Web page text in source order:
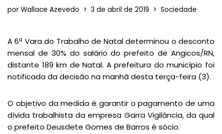
por Wallace Azevedo 3 de abril de 2019 Sociedade
A 6ª Vara do Trabalho de Natal determinou o desconto
mensal de 30% do salário do prefeito de Angicos/RN,
distante 189 km de Natal. A prefeitura do município foi
notificada da decisão na manhã desta terça-feira (3).
O objetivo da medida é garantir o pagamento de uma
dívida trabalhista da empresa Garra Vigilância, da qual
o prefeito Deusdete Gomes de Barros é sócio.